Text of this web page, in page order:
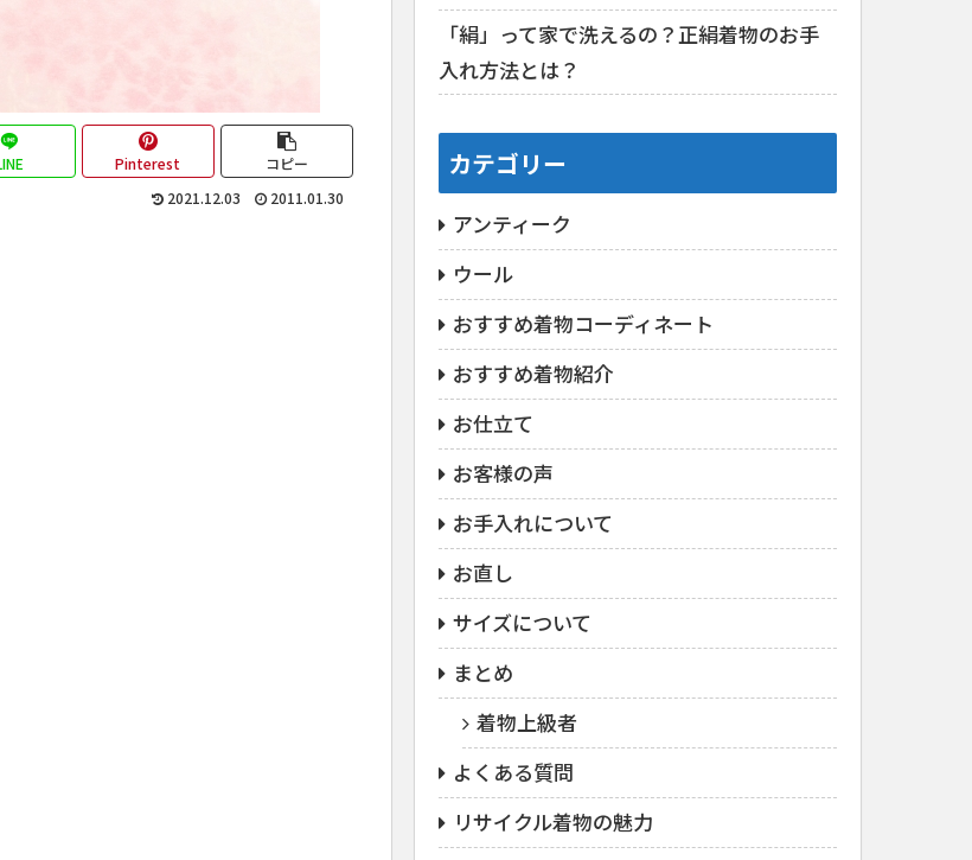
Pinterest
コピー
2021.12.03
2011.01.30
「絹」って家で洗えるの？正絹着物のお手
入れ方法とは？
カテゴリー
アンティーク
ウール
おすすめ着物コーディネート
おすすめ着物紹介
お仕立て
お客様の声
お手入れについて
お直し
サイズについて
まとめ
着物上級者
よくある質問
リサイクル着物の魅力